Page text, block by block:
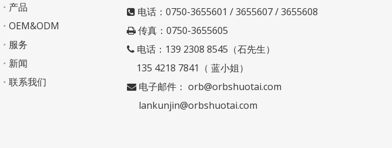
产品
OEM&ODM
服务
新闻
联系我们
电话：0750-3655601 / 3655607 / 3655608
 传真：0750-3655605
电话：139 2308 8545（石先生）
135 4218 7841（ 蓝小姐）
电子邮件： orb@orbshuotai.com
lankunjin@orbshuotai.com